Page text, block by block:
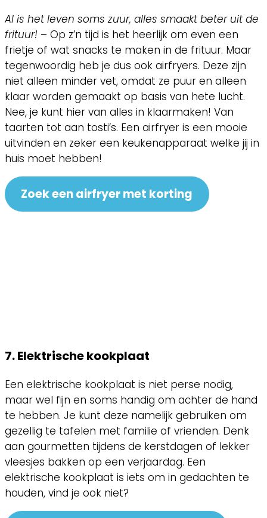
Al is het leven soms zuur, alles smaakt beter uit de
frituur! – Op z’n tijd is het heerlijk om even een
frietje of wat snacks te maken in de frituur. Maar
tegenwoordig heb je dus ook airfryers. Deze zijn
niet alleen minder vet, omdat ze puur en alleen
klaar worden gemaakt op basis van hete lucht.
Nee, je kunt hier van alles in klaarmaken! Van
taarten tot aan tosti’s. Een airfryer is een mooie
uitvinden en zeker een keukenapparaat welke jij in
huis moet hebben!
Zoek een airfryer met korting
7. Elektrische kookplaat
Een elektrische kookplaat is niet perse nodig,
maar wel fijn en soms handig om achter de hand
te hebben. Je kunt deze namelijk gebruiken om
gezellig te tafelen met familie of vrienden. Denk
aan gourmetten tijdens de kerstdagen of lekker
vleesjes bakken op een verjaardag. Een
elektrische kookplaat is iets om in gedachten te
houden, vind je ook niet?